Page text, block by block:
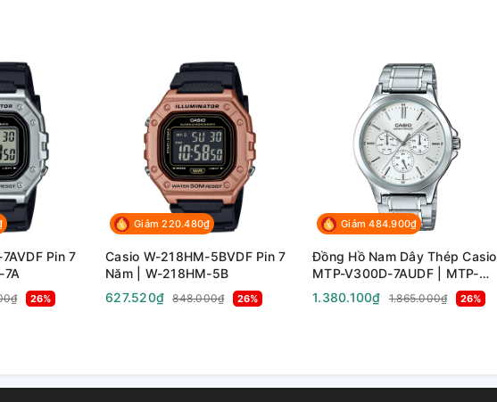
W-218H-1AVDF
Pin 7
26%
Giảm 220.480₫
Casio W-218HM-5BVDF Pin 7
Năm | W-218HM-5B
627.520₫
848.000₫ 26%
Giảm 484.900₫
Đồng Hồ Nam Dây Thép Casio
MTP-V300D-7AUDF | MTP-
V300D-7A
1.380.100₫ 1.865.000₫ 26%